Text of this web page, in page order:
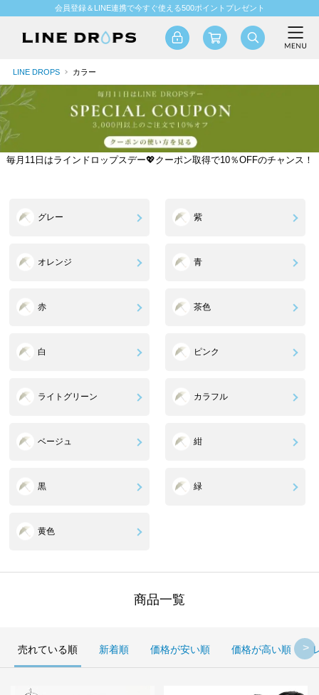
会員登録＆LINE連携で今すぐ使える500ポイントプレゼント
LINE DROPS カラー
毎月11日はラインドロップスデー💖クーポン取得で10％OFFのチャンス！
グレー 紫
オレンジ 青
赤 茶色
白 ピンク
ライトグリーン カラフル
ベージュ 紺
黒 緑
黄色
商品一覧
売れている順 新着順 価格が安い順 価格が高い順